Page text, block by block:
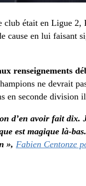
était en Ligue
cause en lui faisant
renseignements
ne devrait
en seconde division
d’en avoir fait
est magique là-
», Fabien Centonze